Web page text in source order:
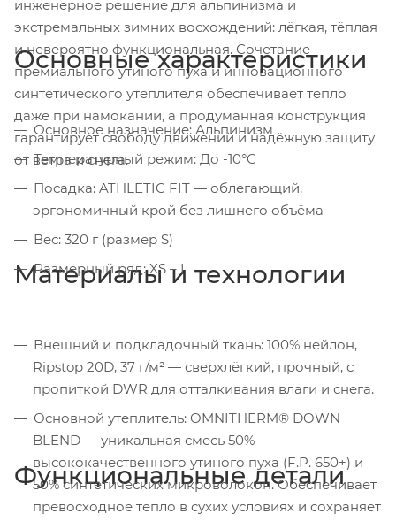
инженерное решение для альпинизма и
экстремальных зимних восхождений: лёгкая, тёплая
и невероятно функциональная. Сочетание
премиального утиного пуха и инновационного
синтетического утеплителя обеспечивает тепло
даже при намокании, а продуманная конструкция
гарантирует свободу движений и надёжную защиту
от ветра и снега.
Основные характеристики
Основное назначение: Альпинизм
Температурный режим: До -10°C
Посадка: ATHLETIC FIT — облегающий,
эргономичный крой без лишнего объёма
Вес: 320 г (размер S)
Размерный ряд: XS – L
Материалы и технологии
Внешний и подкладочный ткань: 100% нейлон,
Ripstop 20D, 37 г/м² — сверхлёгкий, прочный, с
пропиткой DWR для отталкивания влаги и снега.
Основной утеплитель: OMNITHERM® DOWN
BLEND — уникальная смесь 50%
высококачественного утиного пуха (F.P. 650+) и
50% синтетических микроволокон. Обеспечивает
превосходное тепло в сухих условиях и сохраняет
Функциональные детали